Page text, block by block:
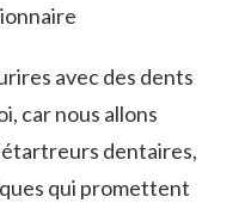
avec des dents
car nous allons
dentaires,
qui promettent